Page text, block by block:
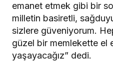
emanet etmek gibi bir
milletin basiretli,
sizlere güveniyorum.
güzel bir memlekette el
yaşayacağız” dedi.